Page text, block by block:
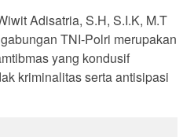
Adisatria, S.H, S.I.K, M.T
TNI-Polri merupakan
yang kondusif
kriminalitas serta antisipasi